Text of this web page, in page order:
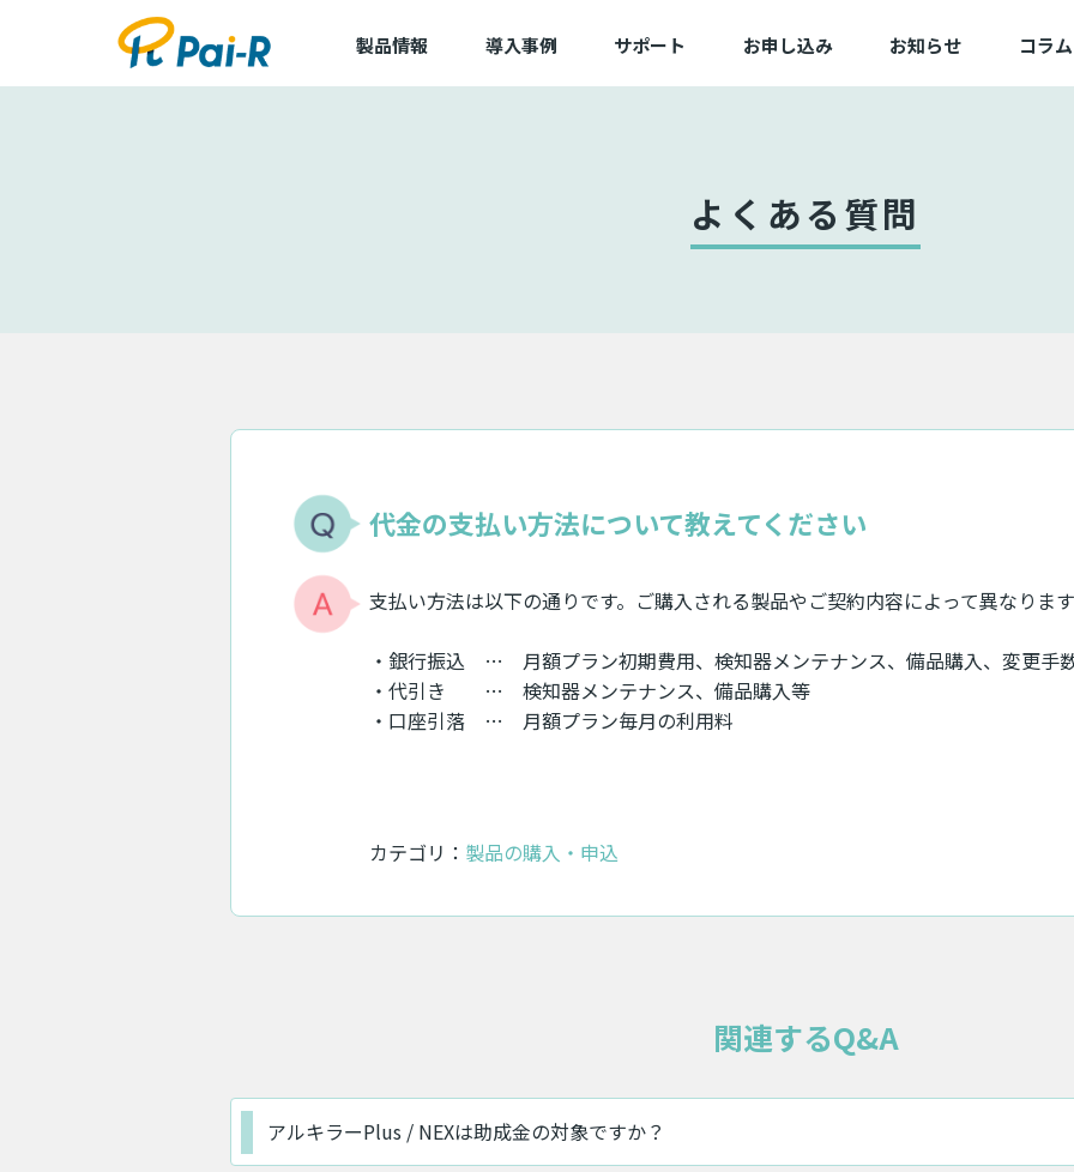
製品情報 導入事例 サポート
困ったときは
サービス状態
お申し込み
切替お申し込み
備品お申し込み
お知らせ コラム
よくある質問
代金の支払い方法について教えてください
支払い方法は以下の通りです。ご購入される製品やご契約内容によって異なりま
・銀行振込 … 月額プラン初期費用、検知器メンテナンス、備品購入、変更手
・代引き … 検知器メンテナンス、備品購入等
・口座引落 … 月額プラン毎月の利用料
カテゴリ： 製品の購入・申込
関連するQ&A
アルキラーPlus / NEXは助成金の対象ですか？